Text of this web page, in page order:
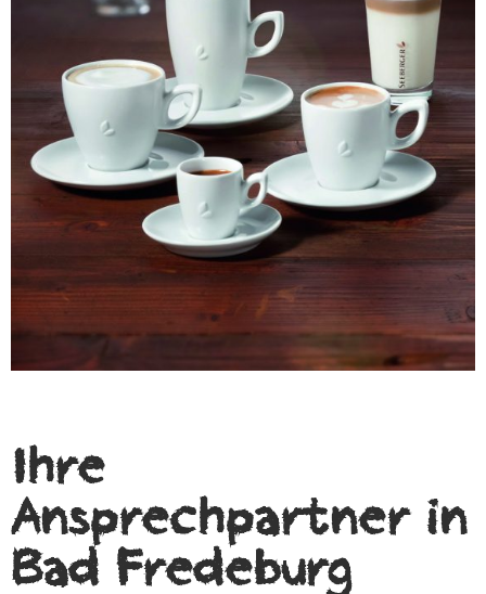
Ihre
Ansprechpartner in
Bad Fredeburg